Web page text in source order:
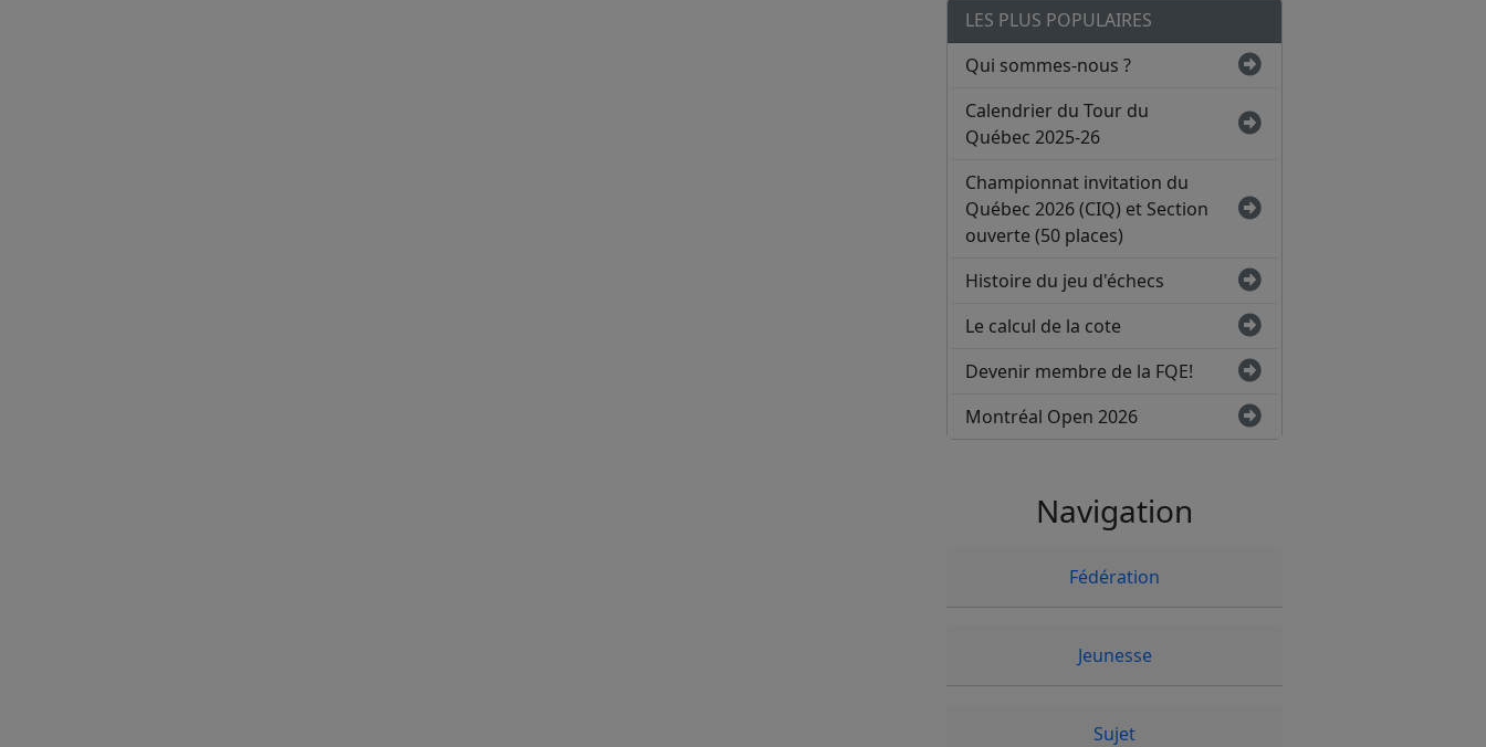
LES PLUS POPULAIRES
Qui sommes-nous ?
Calendrier du Tour du
Québec 2025-26
Championnat invitation du
Québec 2026 (CIQ) et Section
ouverte (50 places)
Histoire du jeu d'échecs
Le calcul de la cote
Devenir membre de la FQE!
Montréal Open 2026
Navigation
Fédération
Jeunesse
Sujet